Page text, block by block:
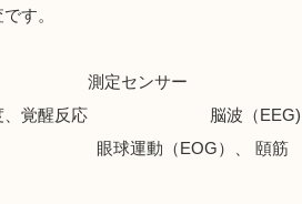
す。
センサー
、覚醒反応 脳波（EEG)
球運動（EOG）、 頤筋